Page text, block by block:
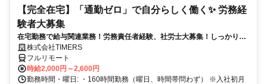
【完全在宅】「通勤ゼロ」で自分らしく働く✨ 労務経
験者大募集
在宅勤務で給与関連業務！労務責任者経験、社労士大募集！しっかり稼
ぎたい方、注目！
株式会社TIMERS
フルリモート
時給2,000円～2,600円
勤務時間・曜日: ・160時間勤務（曜日、時間帯問わず） ※入社初月